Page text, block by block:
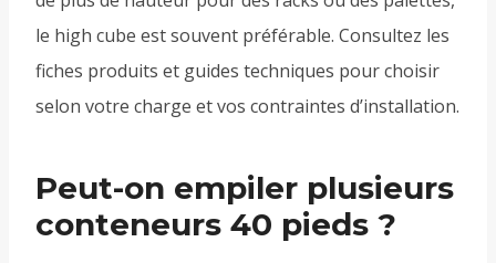
le high cube est souvent préférable. Consultez les
fiches produits et guides techniques pour choisir
selon votre charge et vos contraintes d’installation.
Peut-on empiler plusieurs
conteneurs 40 pieds ?